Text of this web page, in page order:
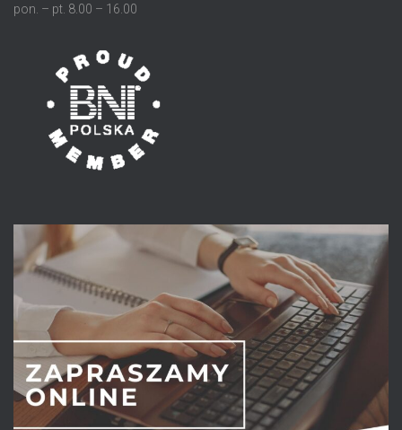
pon. – pt. 8.00 – 16.00